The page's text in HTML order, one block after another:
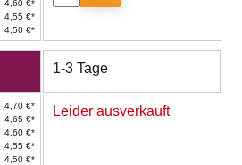
4,60 €*
4,55 €*
4,50 €*
1-3 Tage
4,70 €*
4,65 €*
4,60 €*
4,55 €*
4,50 €*
Leider ausverkauft